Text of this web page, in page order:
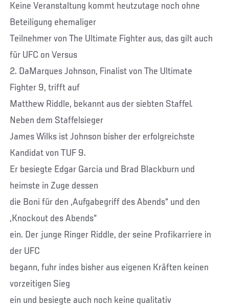
Keine Veranstaltung kommt heutzutage noch ohne
Beteiligung ehemaliger
Teilnehmer von The Ultimate Fighter aus, das gilt auch
für UFC on Versus
2. DaMarques Johnson, Finalist von The Ultimate
Fighter 9, trifft auf
Matthew Riddle, bekannt aus der siebten Staffel.
Neben dem Staffelsieger
James Wilks ist Johnson bisher der erfolgreichste
Kandidat von TUF 9.
Er besiegte Edgar Garcia und Brad Blackburn und
heimste in Zuge dessen
die Boni für den „Aufgabegriff des Abends“ und den
„Knockout des Abends“
ein. Der junge Ringer Riddle, der seine Profikarriere in
der UFC
begann, fuhr indes bisher aus eigenen Kräften keinen
vorzeitigen Sieg
ein und besiegte auch noch keine qualitativ